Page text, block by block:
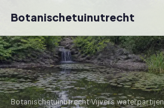
Botanischetuinutrecht
Botanischetuinutrecht›Vijvers waterpartijen